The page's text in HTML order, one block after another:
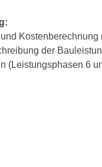
Kostenberechnung
der
(Leistungsphasen 6